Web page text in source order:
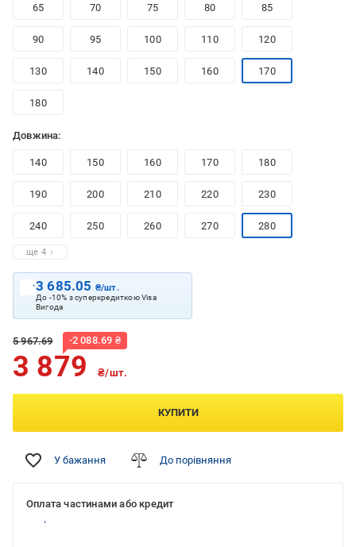
65 70 75 80 85
90 95 100 110 120
130 140 150 160 170
180
Довжина:
140 150 160 170 180
190 200 210 220 230
240 250 260 270 280
ще 4
3 685.05 ₴/шт.
До -10% з суперкредиткою Visa
Вигода
5 967.69 -2 088.69 ₴
3 879 ₴/шт.
КУПИТИ
У бажання До порівняння
Оплата частинами або кредит